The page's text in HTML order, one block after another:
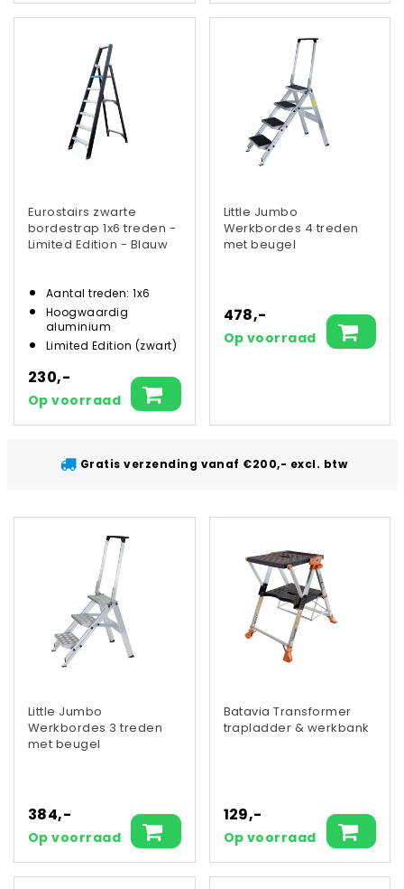
Eurostairs zwarte
bordestrap 1x6 treden -
Limited Edition - Blauw
Aantal treden: 1x6
Hoogwaardig
aluminium
Limited Edition (zwart)
230,-
Op voorraad
Little Jumbo
Werkbordes 4 treden
met beugel
478,-
Op voorraad
Gratis verzending vanaf €200,- excl. btw
Little Jumbo
Werkbordes 3 treden
met beugel
384,-
Op voorraad
Batavia Transformer
trapladder & werkbank
129,-
Op voorraad